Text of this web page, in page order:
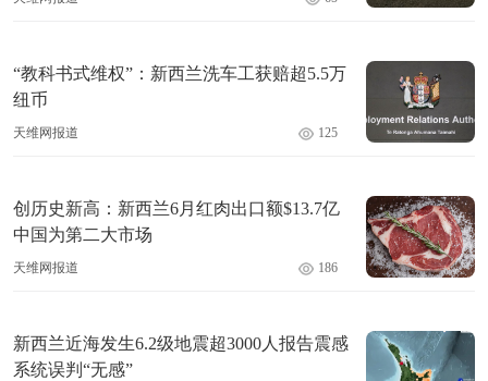
“教科书式维权”：新西兰洗车工获赔超5.5万
纽币
天维网报道 125
创历史新高：新西兰6月红肉出口额$13.7亿
中国为第二大市场
天维网报道 186
新西兰近海发生6.2级地震超3000人报告震感
系统误判“无感”